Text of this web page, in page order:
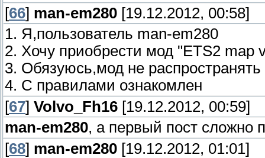
[66] man-em280 [19.12.2012, 00:58]
1. Я,пользователь man-em280
2. Хочу приобрести мод "ETS2 map
3. Обязуюсь,мод не
4. С правилами ознакомлен
[67] Volvo_Fh16 [19.12.2012, 00:59]
man-em280, а первый пост сложно
[68] man-em280 [19.12.2012, 01:01]